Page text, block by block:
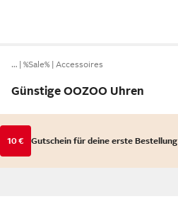
… %Sale% Accessoires
Günstige OOZOO Uhren
10 € Gutschein für deine erste Bestellung